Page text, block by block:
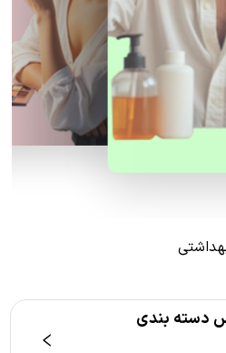
دسته بندی